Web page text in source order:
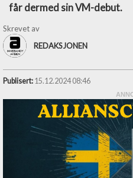
får dermed sin VM-debut.
Skrevet av
REDAKSJONEN
Publisert: 15.12.2024 08:46